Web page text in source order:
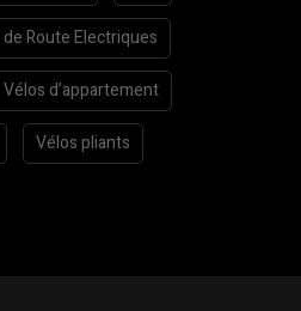
Route Electriques
Vélos d’appartement
Vélos pliants